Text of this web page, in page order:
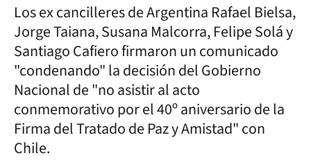
Los ex cancilleres de Argentina Rafael Bielsa,
Jorge Taiana, Susana Malcorra, Felipe Solá y
Santiago Cafiero firmaron un comunicado
"condenando" la decisión del Gobierno
Nacional de "no asistir al acto
conmemorativo por el 40º aniversario de la
Firma del Tratado de Paz y Amistad" con
Chile.